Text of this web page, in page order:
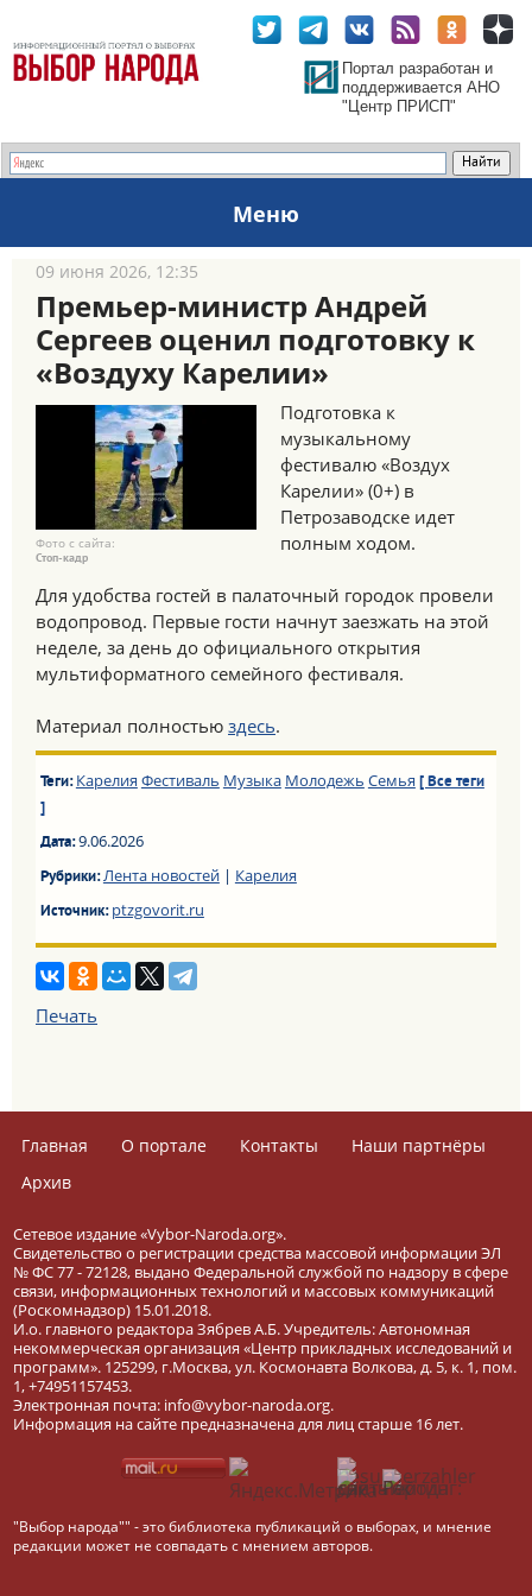
Портал разработан и
поддерживается АНО
"Центр ПРИСП"
Меню
09 июня 2026, 12:35
Премьер-министр Андрей
Сергеев оценил подготовку к
«Воздуху Карелии»
Фото с сайта:
Стоп-кадр
Подготовка к
музыкальному
фестивалю «Воздух
Карелии» (0+) в
Петрозаводске идет
полным ходом.
Для удобства гостей в палаточный городок провели
водопровод. Первые гости начнут заезжать на этой
неделе, за день до официального открытия
мультиформатного семейного фестиваля.
Материал полностью здесь.
Теги: Карелия Фестиваль Музыка Молодежь Семья [ Все теги
]
Дата:9.06.2026
Рубрики:Лента новостей| Карелия
Источник:ptzgovorit.ru
Печать
Главная О портале Контакты
Наши партнёры
Архив
Сетевое издание «Vybor-Naroda.org».
Свидетельство о регистрации средства массовой информации ЭЛ
№ ФС 77 - 72128, выдано Федеральной службой по надзору в сфере
связи, информационных технологий и массовых коммуникаций
(Роскомнадзор) 15.01.2018.
И.о. главного редактора Зябрев А.Б. Учредитель: Автономная
некоммерческая организация «Центр прикладных исследований и
программ». 125299, г.Москва, ул. Космонавта Волкова, д. 5, к. 1, пом.
1, +74951157453.
Электронная почта: info@vybor-naroda.org.
Информация на сайте предназначена для лиц старше 16 лет.
"Выбор народа"" - это библиотека публикаций о выборах, и мнение
редакции может не совпадать с мнением авторов.